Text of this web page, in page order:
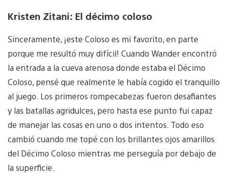
Kristen Zitani: El décimo coloso
Sinceramente, ¡este Coloso es mi favorito, en parte
porque me resultó muy difícil! Cuando Wander encontró
la entrada a la cueva arenosa donde estaba el Décimo
Coloso, pensé que realmente le había cogido el tranquillo
al juego. Los primeros rompecabezas fueron desafiantes
y las batallas agridulces, pero hasta ese punto fui capaz
de manejar las cosas en uno o dos intentos. Todo eso
cambió cuando me topé con los brillantes ojos amarillos
del Décimo Coloso mientras me perseguía por debajo de
la superficie.